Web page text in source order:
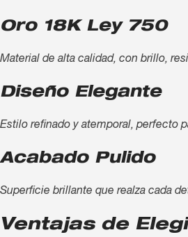
Oro 18K Ley 750
Material de alta calidad, con brillo,
Diseño Elegante
Estilo refinado y atemporal, perfecto
Acabado Pulido
Superficie brillante que realza cada
Ventajas de